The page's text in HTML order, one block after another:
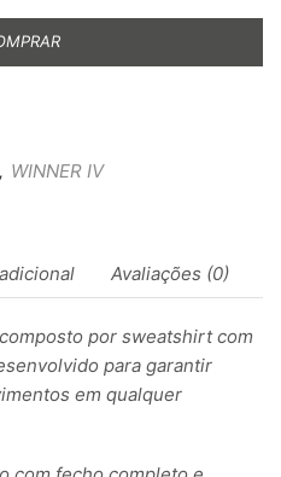
, WINNER IV
Avaliações (0)
por sweatshirt com
para garantir
em qualquer